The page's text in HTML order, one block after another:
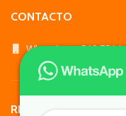
CONTACTO
WhatsApp: +569 7564
REDES SOCIALES